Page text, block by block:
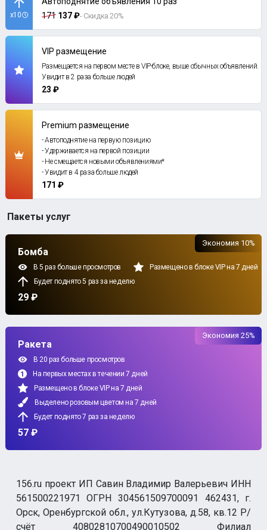
x10
171 137 ₽- Скидка 20%
VIP размещение
Размещается на первом месте в VIP-блоке, выше обычных объявлений.
Увидит в 2 раза больше людей
23 ₽
Premium размещение
- Автоподнятие на первую позицию
- Удерживается на первой позиции
- Не смещается новыми объявлениями*
- Увидит в 4 раза больше людей
171 ₽
Пакеты услуг
Бомба
В 5 раз больше просмотров
Размещено в блоке VIP на 7 дней
Будет поднято 5 раз за неделю
29 ₽
Экономия 10%
Ракета
В 20 раз больше просмотров
На первых местах в течении 7 дней
Размещено в блоке VIP на 7 дней
Выделено розовым цветом на 7 дней
Будет поднято 7 раз за неделю
57 ₽
Экономия 25%
156.ru проект ИП Савин Владимир Валерьевич ИНН
561500221971 ОГРН 304561509700091 462431, г.
Орск, Оренбургской обл., ул.Кутузова, д.58, кв.12 Р/
счёт 40802810700490010502 Филиал